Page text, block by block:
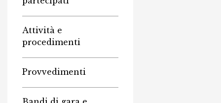
Attività e
procedimenti
Provvedimenti